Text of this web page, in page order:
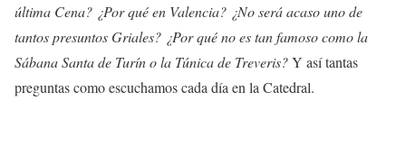
última Cena? ¿Por qué en Valencia? ¿No será acaso uno de
tantos presuntos Griales? ¿Por qué no es tan famoso como la
Sábana Santa de Turín o la Túnica de Treveris?Y así tantas
preguntas como escuchamos cada día en la Catedral.